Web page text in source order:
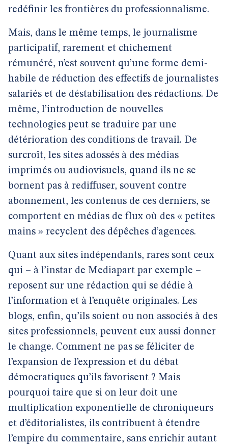
redéfinir les frontières du professionnalisme.
Mais, dans le même temps, le journalisme
participatif, rarement et chichement
rémunéré, n’est souvent qu’une forme demi-
habile de réduction des effectifs de journalistes
salariés et de déstabilisation des rédactions. De
même, l’introduction de nouvelles
technologies peut se traduire par une
détérioration des conditions de travail. De
surcroît, les sites adossés à des médias
imprimés ou audiovisuels, quand ils ne se
bornent pas à rediffuser, souvent contre
abonnement, les contenus de ces derniers, se
comportent en médias de flux où des « petites
mains » recyclent des dépêches d’agences.
Quant aux sites indépendants, rares sont ceux
qui – à l’instar de Mediapart par exemple –
reposent sur une rédaction qui se dédie à
l’information et à l’enquête originales. Les
blogs, enfin, qu’ils soient ou non associés à des
sites professionnels, peuvent eux aussi donner
le change. Comment ne pas se féliciter de
l’expansion de l’expression et du débat
démocratiques qu’ils favorisent ? Mais
pourquoi taire que si on leur doit une
multiplication exponentielle de chroniqueurs
et d’éditorialistes, ils contribuent à étendre
l’empire du commentaire, sans enrichir autant